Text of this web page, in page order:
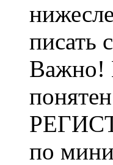
писать
Важно!
по